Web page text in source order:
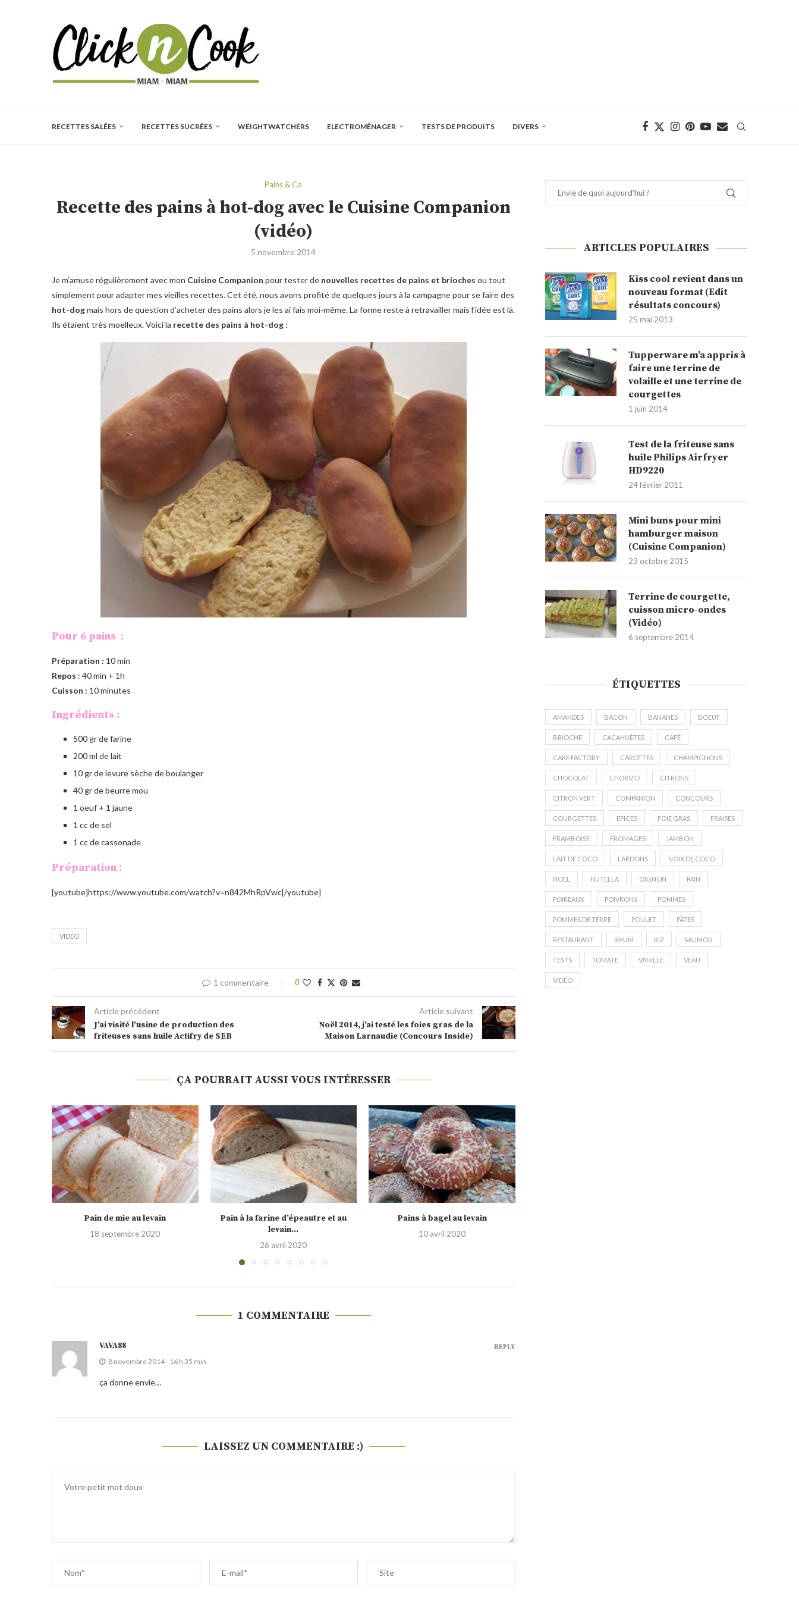
RECETTES SALÉES RECETTES SUCRÉES WEIGHTWATCHERS ELECTROMÉNAGER TESTS DE PRODUITS DIVERS
Pains & Co
Recette des pains à hot-dog avec le Cuisine Companion
(vidéo)
5 novembre 2014
Je m’amuse régulièrement avec mon Cuisine Companion pour tester de nouvelles recettes de pains et brioches ou tout
simplement pour adapter mes vieilles recettes. Cet été, nous avons profité de quelques jours à la campagne pour se faire des
hot-dogmais hors de question d’acheter des pains alors je les ai fais moi-même. La forme reste à retravailler mais l’idée est là.
Ils étaient très moelleux. Voici la recette des pains à hot-dog :
Pour 6 pains :
Préparation : 10 min
Repos : 40 min + 1h
Cuisson : 10 minutes
Ingrédients :
500 gr de farine
200 ml de lait
10 gr de levure sèche de boulanger
40 gr de beurre mou
1 oeuf + 1 jaune
1 cc de sel
1 cc de cassonade
Préparation :
[youtube]https://www.youtube.com/watch?v=n842MhRpVwc[/youtube]
VIDÉO
1 commentaire 0
Article précédent
J’ai visité l’usine de production des
friteuses sans huile Actifry de SEB
Article suivant
Noël 2014, j’ai testé les foies gras de la
Maison Larnaudie (Concours Inside)
ÇA POURRAIT AUSSI VOUS INTÉRESSER
Pain à la farine d’épeautre et au
Pains à bagel au levain
1 COMMENTAIRE
VAVA88
8 novembre 2014 - 16 h 35 min
ça donne envie…
REPLY
LAISSEZ UN COMMENTAIRE :)
ARTICLES POPULAIRES
Kiss cool revient dans un
nouveau format (Edit
résultats concours)
25 mai 2013
Tupperware m’a appris à
faire une terrine de
volaille et une terrine de
courgettes
1 juin 2014
Test de la friteuse sans
huile Philips Airfryer
HD9220
24 février 2011
Mini buns pour mini
hamburger maison
(Cuisine Companion)
23 octobre 2015
Terrine de courgette,
cuisson micro-ondes
(Vidéo)
6 septembre 2014
ÉTIQUETTES
AMANDES BACON BANANES BOEUF
BRIOCHE CACAHUÈTES CAFÉ
CAKE FACTORY CAROTTES CHAMPIGNONS
CHOCOLAT CHORIZO CITRONS
CITRON VERT COMPANION CONCOURS
COURGETTES EPICES FOIE GRAS FRAISES
FRAMBOISE FROMAGES JAMBON
LAIT DE COCO LARDONS NOIX DE COCO
NOËL NUTELLA OIGNON PAIN
POIREAUX POIVRONS POMMES
POMMES DE TERRE POULET PÂTES
RESTAURANT RHUM RIZ SAUMON
TESTS TOMATE VANILLE VEAU
VIDÉO